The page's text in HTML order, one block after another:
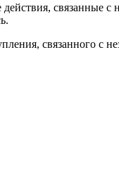
связанные
связанного с